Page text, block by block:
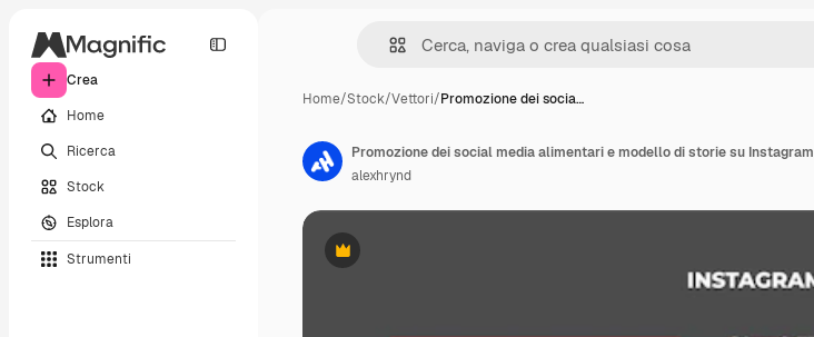
Crea
Home
Ricerca
Stock
Esplora
Strumenti
Home/Stock/Vettori/Promozione dei socia…
Premium
Promozione dei social media alimentari e modello di storie su Instagram
alexhrynd